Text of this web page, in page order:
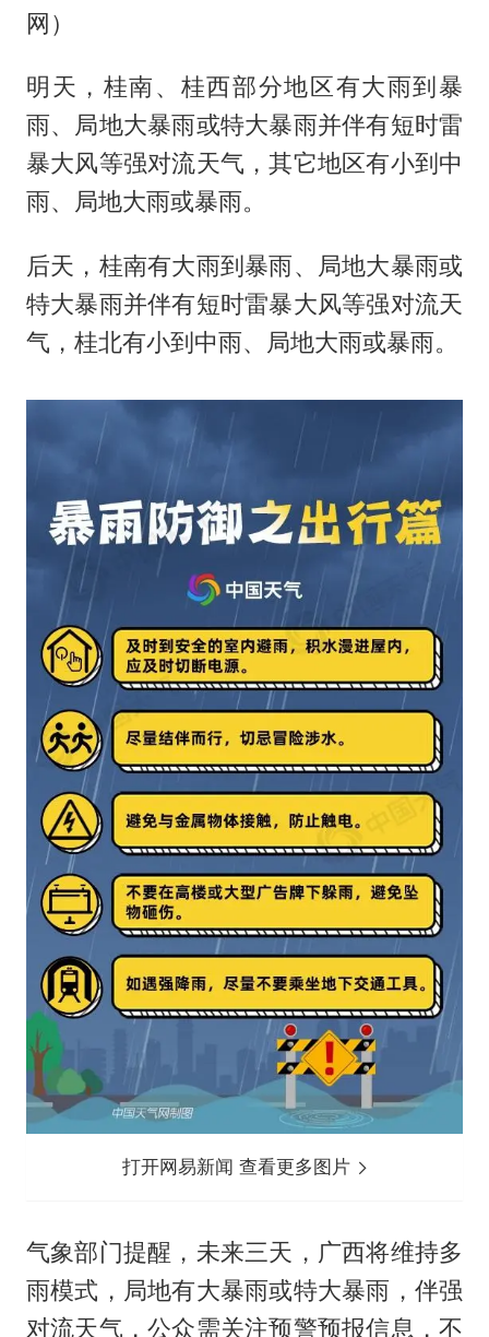
网）
明天，桂南、桂西部分地区有大雨到暴
雨、局地大暴雨或特大暴雨并伴有短时雷
暴大风等强对流天气，其它地区有小到中
雨、局地大雨或暴雨。
后天，桂南有大雨到暴雨、局地大暴雨或
特大暴雨并伴有短时雷暴大风等强对流天
气，桂北有小到中雨、局地大雨或暴雨。
打开网易新闻 查看更多图片
气象部门提醒，未来三天，广西将维持多
雨模式，局地有大暴雨或特大暴雨，伴强
对流天气，公众需关注预警预报信息，不